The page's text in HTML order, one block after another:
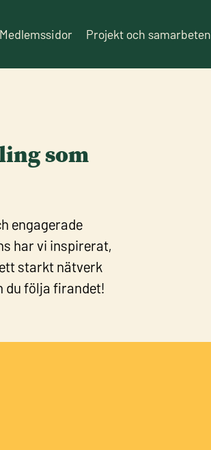
Medlemssidor Projekt och samarbeten
som
engagerade
har vi inspirerat,
starkt nätverk
du följa firandet!